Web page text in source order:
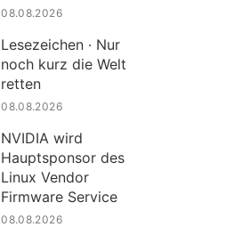
08.08.2026
Lesezeichen · Nur
noch kurz die Welt
retten
08.08.2026
NVIDIA wird
Hauptsponsor des
Linux Vendor
Firmware Service
08.08.2026